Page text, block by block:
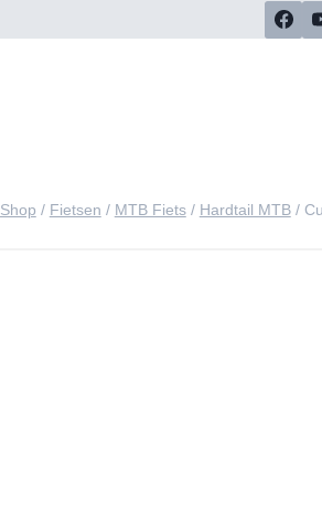
Shop / Fietsen / MTB Fiets / Hardtail MTB /